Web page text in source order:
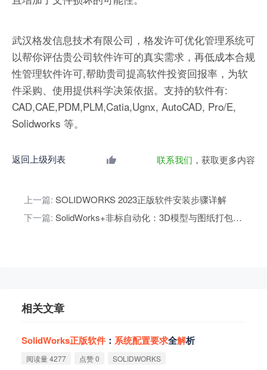
武汉格发信息技术有限公司，格发许可优化管理系统可
以帮你评估贵公司软件许可的真实需求，再低成本合规
性管理软件许可,帮助贵司提高软件投资回报率，为软
件采购、使用提供科学决策依据。支持的软件有:
CAD,CAE,PDM,PLM,Catia,Ugnx, AutoCAD, Pro/E,
Solidworks 等。
返回上级列表 联系我们 ，获取更多内容
上一篇: SOLIDWORKS 2023正版软件安装步骤详解
下一篇:
SolidWorks+非标自动化：3D模型与图纸打包下载
相关文章
SolidWorks正版软件 ： 系统配置要求全解析
阅读量 4277 点赞 0 SOLIDWORKS